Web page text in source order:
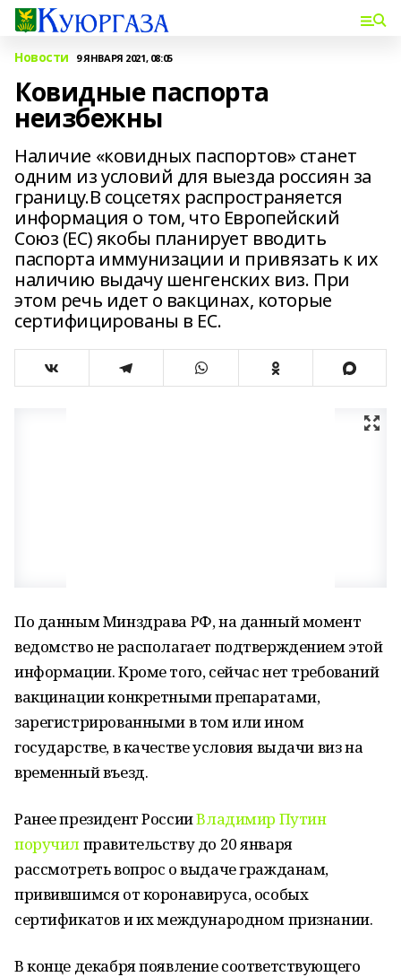
Новости 9 ЯНВАРЯ 2021, 08:05
Ковидные паспорта
неизбежны
Наличие «ковидных паспортов» станет
одним из условий для выезда россиян за
границу.В соцсетях распространяется
информация о том, что Европейский
Союз (ЕС) якобы планирует вводить
паспорта иммунизации и привязать к их
наличию выдачу шенгенских виз. При
этом речь идет о вакцинах, которые
сертифицированы в ЕС.
По данным Минздрава РФ, на данный момент
ведомство не располагает подтверждением этой
информации. Кроме того, сейчас нет требований
вакцинации конкретными препаратами,
зарегистрированными в том или ином
государстве, в качестве условия выдачи виз на
временный въезд.
Ранее президент РоссииВладимир Путин
поручилправительству до 20 января
рассмотреть вопрос о выдаче гражданам,
привившимся от коронавируса, особых
сертификатов и их международном признании.
В конце декабря появление соответствующего